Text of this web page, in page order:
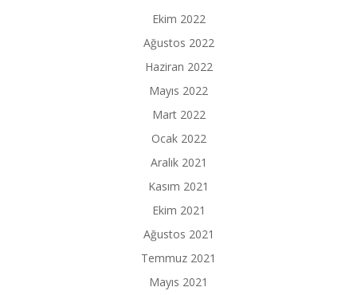
Ekim 2022
Ağustos 2022
Haziran 2022
Mayıs 2022
Mart 2022
Ocak 2022
Aralık 2021
Kasım 2021
Ekim 2021
Ağustos 2021
Temmuz 2021
Mayıs 2021